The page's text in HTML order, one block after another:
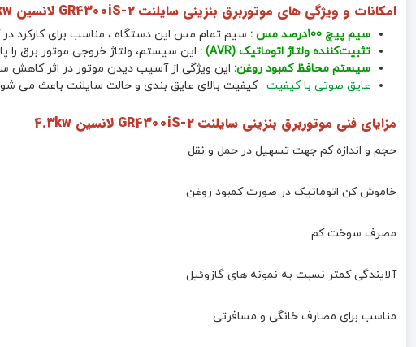
امکانات و ویژگی های موتوربرق بنزینی سایلنت GR4300iS-2 لانسین 4.3kw
سیم پیچ 100درصد مس :
سیم تمام مس این دستگاه ، مناسب برای کارکرد
تثبیت‌کننده ولتاژ اتوماتیک (AVR) :
این سیستم، ولتاژ خروجی موتور برق را
سیستم محافظ کمبود روغن: این ویژگی از آسیب دیدن موتور در اثر کاهش
عایق صوتی با کیفیت :کیفیت بالای عایق بندی و حالت سایلنت باعث می
مزایای فنی موتوربرق بنزینی سایلنت GR4300iS-2 لانسین 4.3kw
حجم و اندازه کم جهت تسهیل در حمل و نقل
خاموش کن اتوماتیک در صورت کمبود روغن
مصرف سوخت کم
آلایندگی کمتر نسبت به نمونه های گازوئیل
مناسب برای مصارف خانگی و مسافرتی